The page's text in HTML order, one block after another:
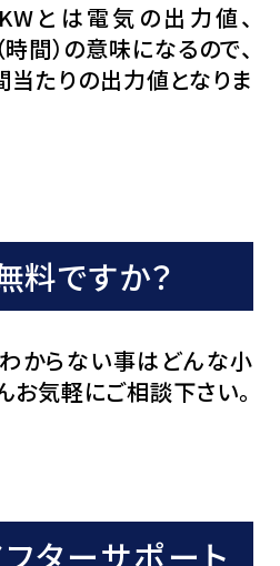
とは電気の出力値、
間）の意味になるので、
たりの出力値となりま
料ですか？
からない事はどんな小
お気軽にご相談下さい。
ターサポート